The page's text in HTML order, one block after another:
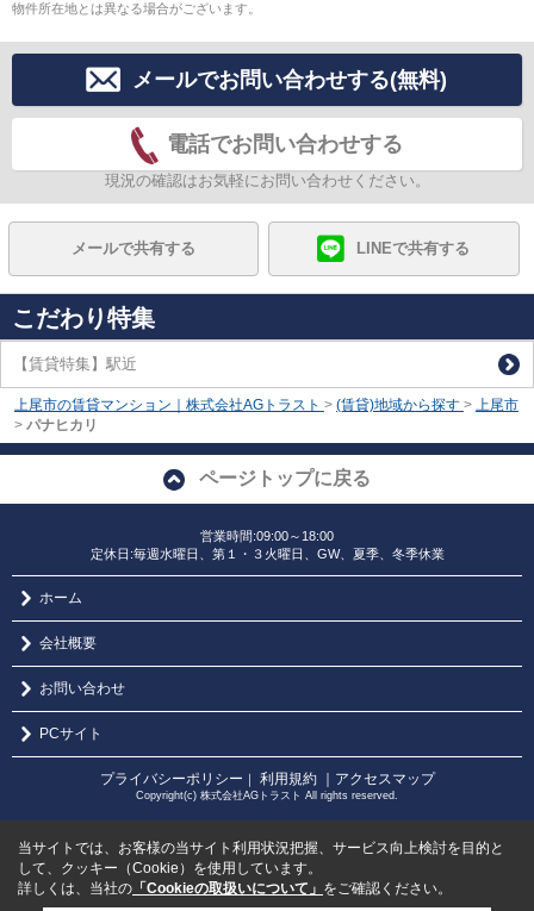
物件所在地とは異なる場合がございます。
メールでお問い合わせする(無料)
電話でお問い合わせする
現況の確認はお気軽にお問い合わせください。
メールで共有する LINEで共有する
こだわり特集
【賃貸特集】駅近
上尾市の賃貸マンション｜株式会社AGトラスト > (賃貸)地域から探す > 上尾市
> パナヒカリ
ページトップに戻る
営業時間:09:00～18:00
定休日:毎週水曜日、第１・３火曜日、GW、夏季、冬季休業
ホーム
会社概要
お問い合わせ
PCサイト
プライバシーポリシー 利用規約 ｜アクセスマップ
Copyright(c) 株式会社AGトラスト All rights reserved.
当サイトでは、お客様の当サイト利用状況把握、サービス向上検討を目的と
して、クッキー（Cookie）を使用しています。
詳しくは、当社の 「Cookieの取扱いについて」 をご確認ください。